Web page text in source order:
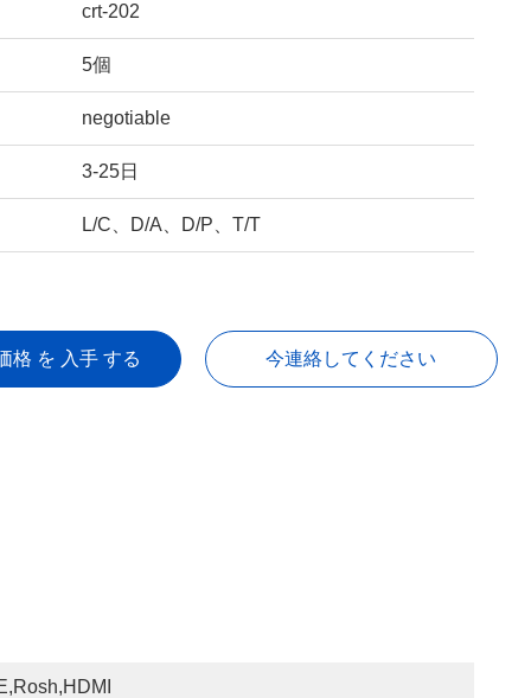
crt-202
5個
negotiable
3-25日
L/C、D/A、D/P、T/T
格 を 入手 する 今連絡してください